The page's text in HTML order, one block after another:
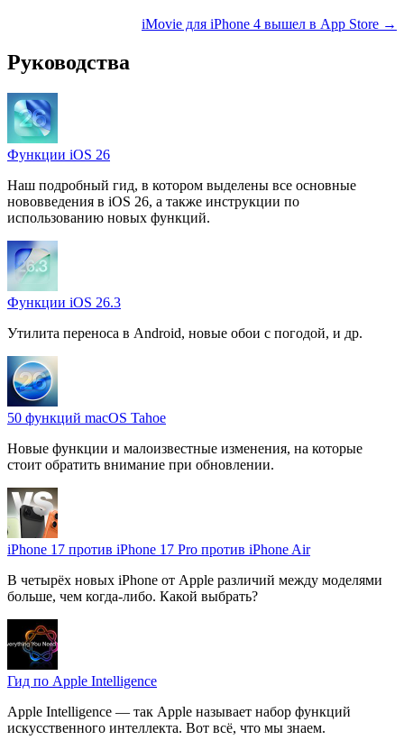
iMovie для iPhone 4 вышел в App Store →
Руководства
Функции iOS 26
Наш подробный гид, в котором выделены все основные
нововведения в iOS 26, а также инструкции по
использованию новых функций.
Функции iOS 26.3
Утилита переноса в Android, новые обои с погодой, и др.
50 функций macOS Tahoe
Новые функции и малоизвестные изменения, на которые
стоит обратить внимание при обновлении.
iPhone 17 против iPhone 17 Pro против iPhone Air
В четырёх новых iPhone от Apple различий между моделями
больше, чем когда-либо. Какой выбрать?
Гид по Apple Intelligence
Apple Intelligence — так Apple называет набор функций
искусственного интеллекта. Вот всё, что мы знаем.